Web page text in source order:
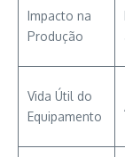
Impacto na
Produção
Vida Útil do
Equipamento